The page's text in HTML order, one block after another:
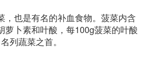
，也是有名的补血食物。菠菜内含
萝卜素和叶酸，每100g菠菜的叶酸
列蔬菜之首。